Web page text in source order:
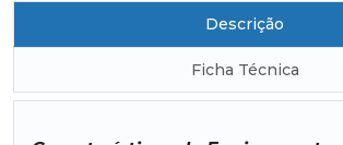
Descrição
Ficha Técnica